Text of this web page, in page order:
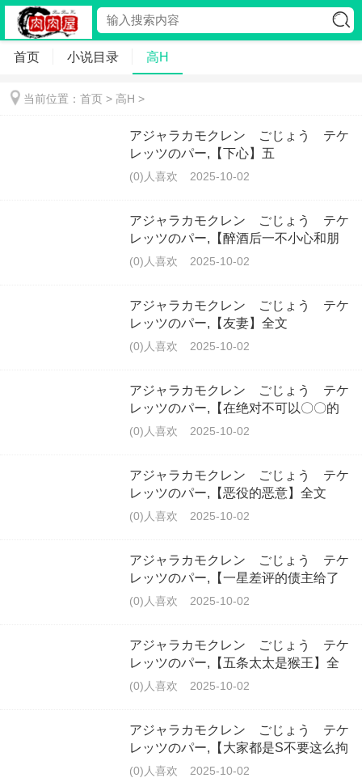
首页 小说目录 高H
当前位置：首页 > 高H >
アジャラカモクレン ごじょう テケ
レッツのパー,【下心】五
(0)人喜欢 2025-10-02
アジャラカモクレン ごじょう テケ
レッツのパー,【醉酒后一不小心和朋
友的朋友3p了】全文
(0)人喜欢 2025-10-02
アジャラカモクレン ごじょう テケ
レッツのパー,【友妻】全文
(0)人喜欢 2025-10-02
アジャラカモクレン ごじょう テケ
レッツのパー,【在绝对不可以〇〇的
世界，〇〇绝对想要〇〇的男人】全文
(0)人喜欢 2025-10-02
アジャラカモクレン ごじょう テケ
レッツのパー,【恶役的恶意】全文
(0)人喜欢 2025-10-02
アジャラカモクレン ごじょう テケ
レッツのパー,【一星差评的债主给了
你五星好评】全文
(0)人喜欢 2025-10-02
アジャラカモクレン ごじょう テケ
レッツのパー,【五条太太是猴王】全
文
(0)人喜欢 2025-10-02
アジャラカモクレン ごじょう テケ
レッツのパー,【大家都是S不要这么拘
束】全文
(0)人喜欢 2025-10-02